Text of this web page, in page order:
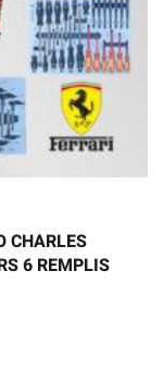
CHARLES
6 REMPLIS